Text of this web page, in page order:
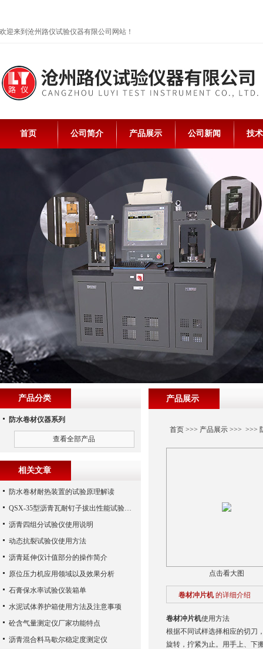
欢迎来到沧州路仪试验仪器有限公司网站！
首页 公司简介 产品展示 公司新闻 技
产品展示
首页>>> 产品展示>>> >>>
点击看大图
卷材冲片机 的详细介绍
卷材冲片机使用方法
根据不同试样选择相应的切刀
旋转，拧紧为止。用手上、下
产品分类
防水卷材仪器系列
查看全部产品
相关文章
防水卷材耐热装置的试验原理解读
QSX-35型沥青瓦耐钉子拔出性能试验夹具技术参数
沥青四组分试验仪使用说明
动态抗裂试验仪使用方法
沥青延伸仪计值部分的操作简介
原位压力机应用领域以及效果分析
石膏保水率试验仪装箱单
水泥试体养护箱使用方法及注意事项
砼含气量测定仪厂家功能特点
沥青混合料马歇尔稳定度测定仪